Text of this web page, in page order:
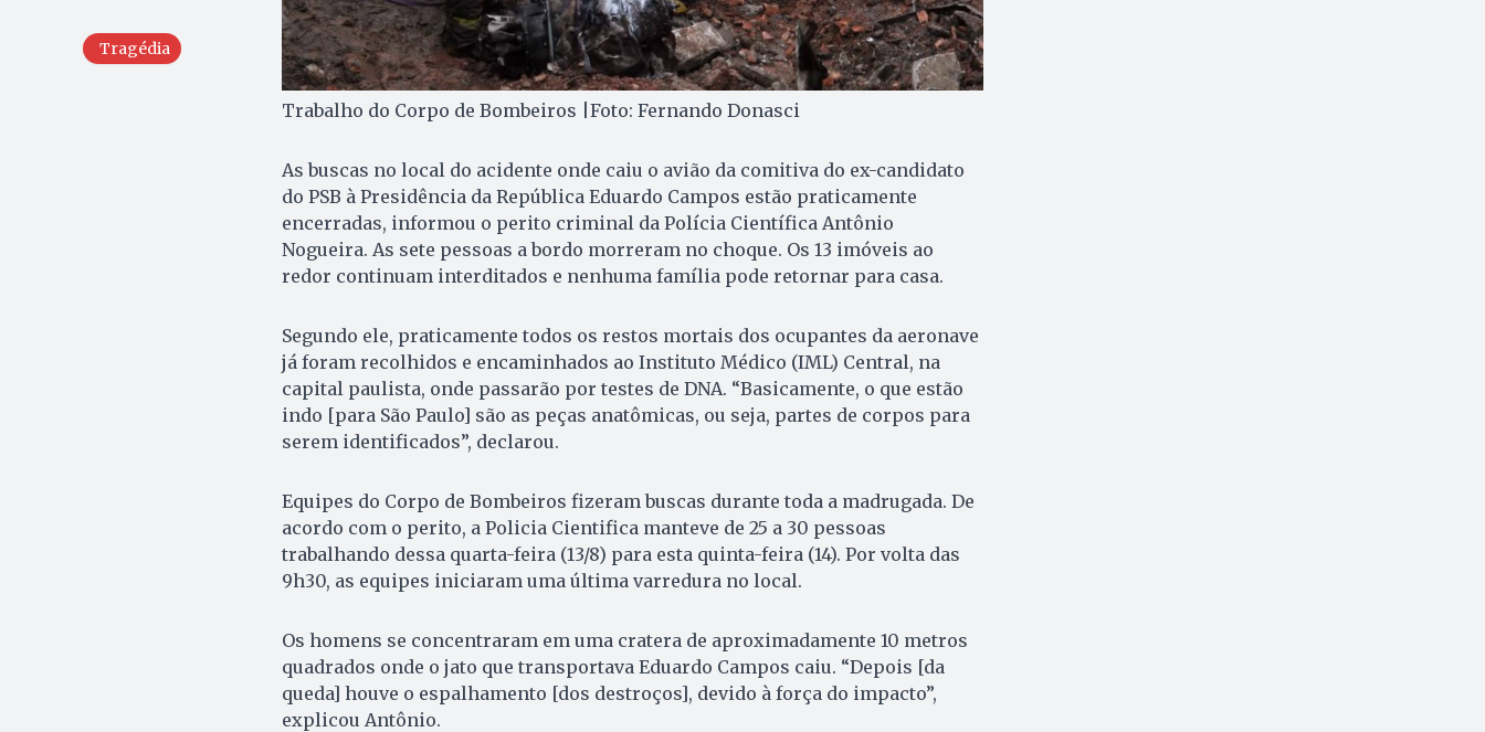
Tragédia
Trabalho do Corpo de Bombeiros |Foto: Fernando Donasci
As buscas no local do acidente onde caiu o avião da comitiva do ex-candidato
do PSB à Presidência da República Eduardo Campos estão praticamente
encerradas, informou o perito criminal da Polícia Científica Antônio
Nogueira. As sete pessoas a bordo morreram no choque. Os 13 imóveis ao
redor continuam interditados e nenhuma família pode retornar para casa.
Segundo ele, praticamente todos os restos mortais dos ocupantes da aeronave
já foram recolhidos e encaminhados ao Instituto Médico (IML) Central, na
capital paulista, onde passarão por testes de DNA. “Basicamente, o que estão
indo [para São Paulo] são as peças anatômicas, ou seja, partes de corpos para
serem identificados”, declarou.
Equipes do Corpo de Bombeiros fizeram buscas durante toda a madrugada. De
acordo com o perito, a Policia Cientifica manteve de 25 a 30 pessoas
trabalhando dessa quarta-feira (13/8) para esta quinta-feira (14). Por volta das
9h30, as equipes iniciaram uma última varredura no local.
Os homens se concentraram em uma cratera de aproximadamente 10 metros
quadrados onde o jato que transportava Eduardo Campos caiu. “Depois [da
queda] houve o espalhamento [dos destroços], devido à força do impacto”,
explicou Antônio.